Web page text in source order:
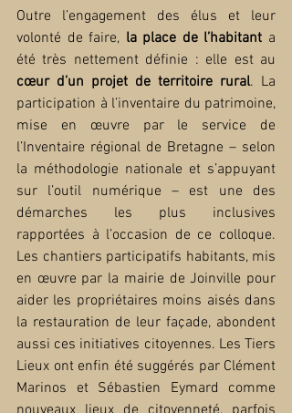
Outre l’engagement des élus et leur
volonté de faire, la place de l’habitant a
cœur d’un projet de territoire rural. La
participation à l’inventaire du patrimoine,
mise en œuvre par le service de
l’Inventaire régional de Bretagne – selon
la méthodologie nationale et s’appuyant
sur l’outil numérique – est une des
démarches les plus inclusives
rapportées à l’occasion de ce colloque.
Les chantiers participatifs habitants, mis
en œuvre par la mairie de Joinville pour
aider les propriétaires moins aisés dans
la restauration de leur façade, abondent
aussi ces initiatives citoyennes. Les Tiers
Lieux ont enfin été suggérés par Clément
Marinos et Sébastien Eymard comme